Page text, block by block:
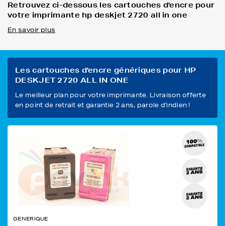
Retrouvez ci-dessous les cartouches d'encre pour
votre imprimante hp deskjet 2720 all in one
En savoir plus
Les cartouches d'encre génériques pour HP
DESKJET 2720 ALL IN ONE
Le meilleur plan pour votre imprimante. Livraison offerte
en point de retrait et garantie 2 ans, parole d'indien !
GENERIQUE